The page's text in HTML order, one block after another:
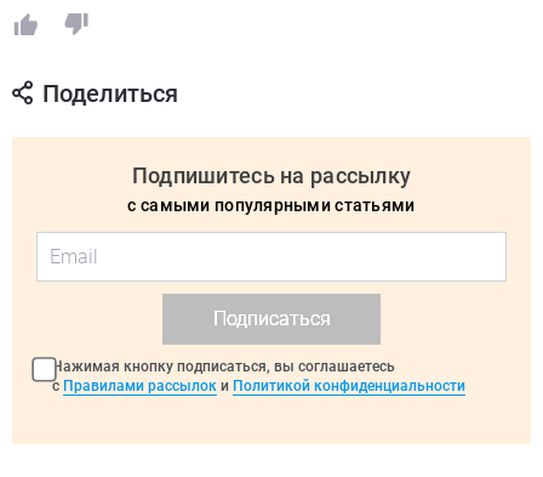
Поделиться
Подпишитесь на рассылку
с самыми популярными статьями
Подписаться
Нажимая кнопку подписаться, вы соглашаетесь
с Правилами рассылок и Политикой конфиденциальности